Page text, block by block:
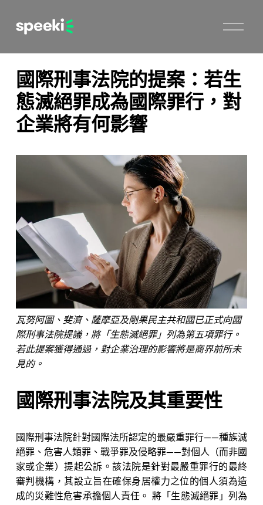
開
選
單
國際刑事法院的提案：若生
態滅絕罪成為國際罪行，對
企業將有何影響
瓦努阿圖、斐濟、薩摩亞及剛果民主共和國已正式向國
際刑事法院提議，將「生態滅絕罪」列為第五項罪行。
若此提案獲得通過，對企業治理的影響將是商界前所未
見的。
國際刑事法院及其重要性
國際刑事法院針對國際法所認定的最嚴重罪行——種族滅
絕罪、危害人類罪、戰爭罪及侵略罪——對個人（而非國
家或企業）提起公訴。該法院是針對最嚴重罪行的最終
審判機構，其設立旨在確保身居權力之位的個人須為造
成的災難性危害承擔個人責任。 將「生態滅絕罪」列為